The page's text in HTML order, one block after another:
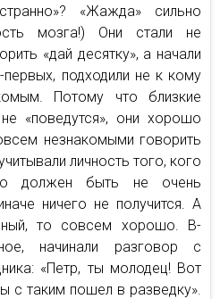
«Жажда» сильно
мозга!) Они стали не
«дай десятку», а начали
подходили не к кому
Потому что близкие
«поведутся», они хорошо
незнакомыми говорить
личность того, кого
должен быть не очень
ничего не получится. А
то совсем хорошо. В-
начинали разговор с
«Петр, ты молодец! Вот
с таким пошел в разведку».